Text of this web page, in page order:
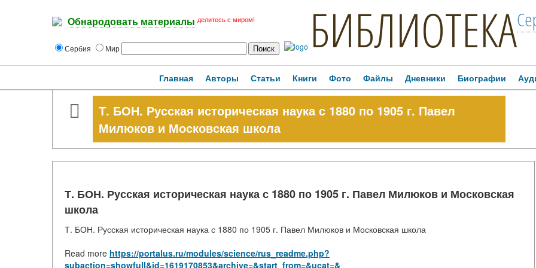
Обнародовать материалы делитесь с миром!
Сербия Мир БИБЛИОТЕКА
Главная Авторы Статьи Книги Фото Файлы Дневники Биографии
Т. БОН. Русская историческая наука с 1880 по 1905 г. Павел
Милюков и Московская школа
Т. БОН. Русская историческая наука с 1880 по 1905 г. Павел Милюков и Московская
школа
Т. БОН. Русская историческая наука с 1880 по 1905 г. Павел Милюков и Московская школа
Read more https://portalus.ru/modules/science/rus_readme.php?
subaction=showfull&id=1619170853&archive=&start_from=&ucat=&